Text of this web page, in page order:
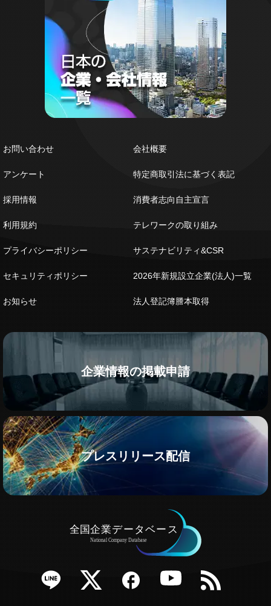
お問い合わせ
アンケート
採用情報
利用規約
プライバシーポリシー
セキュリティポリシー
お知らせ
会社概要
特定商取引法に基づく表記
消費者志向自主宣言
テレワークの取り組み
サステナビリティ&CSR
2026年新規設立企業(法人)一覧
法人登記簿謄本取得
企業情報の掲載申請
プレスリリース配信
Twitter Facebook YouTube RSS